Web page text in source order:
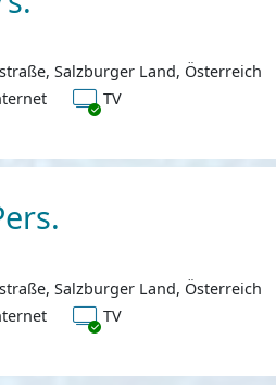
Salzburger Land, Österreich
TV
TV
Salzburger Land, Österreich
TV
TV